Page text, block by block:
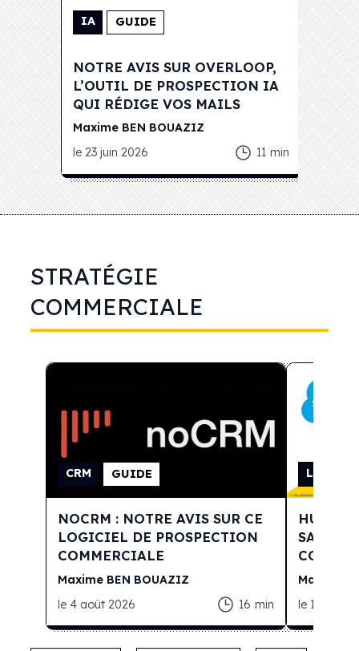
IA GUIDE
NOTRE AVIS SUR OVERLOOP,
L’OUTIL DE PROSPECTION IA
QUI RÉDIGE VOS MAILS
Maxime BEN BOUAZIZ
le23 juin 2026 11 min
CRM
le
18
STRATÉGIE
COMMERCIALE
CRM GUIDE
NOCRM : NOTRE AVIS SUR CE
LOGICIEL DE PROSPECTION
COMMERCIALE
Maxime BEN BOUAZIZ
le 4 août 2026 16 min
Maxime
le 1 juillet